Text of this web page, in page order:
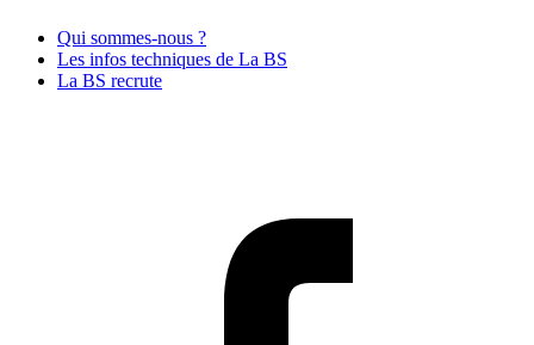
Qui sommes-nous ?
Les infos techniques de La BS
La BS recrute